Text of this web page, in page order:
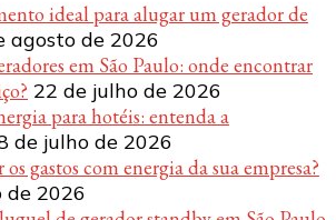
ideal para alugar um gerador de
agosto de 2026
em São Paulo: onde encontrar
22 de julho de 2026
para hotéis: entenda a
de julho de 2026
gastos com energia da sua empresa?
de 2026